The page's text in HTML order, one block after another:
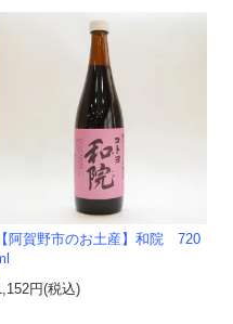
【阿賀野市のお土産】和院 720
円(税込)